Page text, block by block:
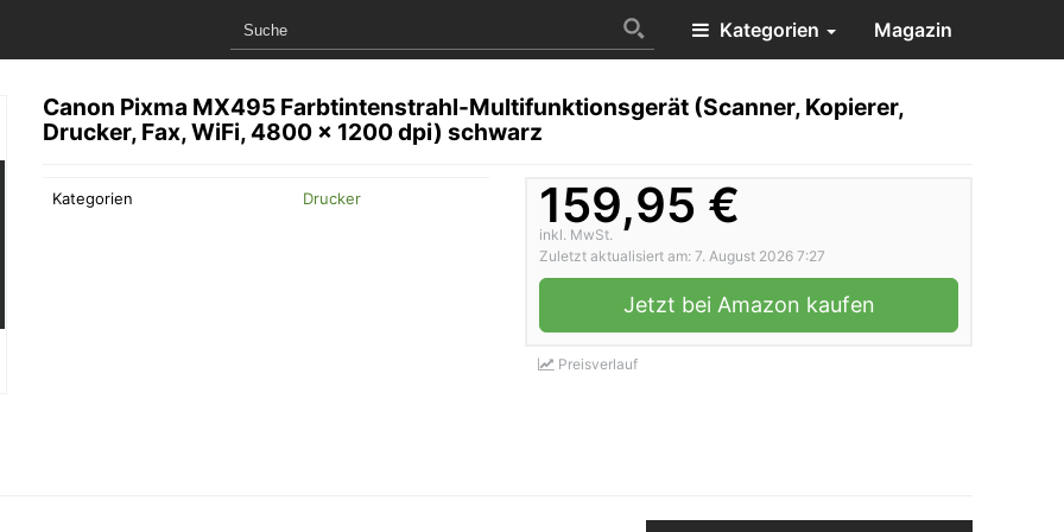
Kategorien Magazin
Canon Pixma MX495 Farbtintenstrahl-Multifunktionsgerät (Scanner, Kopierer,
Drucker, Fax, WiFi, 4800 x 1200 dpi) schwarz
159,95 €
inkl. MwSt.
Zuletzt aktualisiert am: 7. August 2026 7:27
Jetzt bei Amazon kaufen
Preisverlauf
Kategorien Drucker